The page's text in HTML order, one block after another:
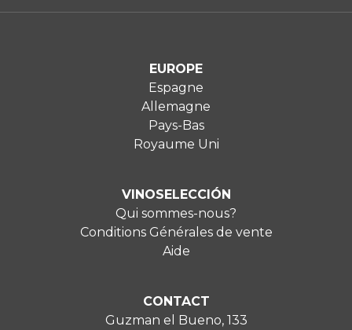
EUROPE
Espagne
Allemagne
Pays-Bas
Royaume Uni
VINOSELECCIÓN
Qui sommes-nous?
Conditions Générales de vente
Aide
CONTACT
Guzman el Bueno, 133